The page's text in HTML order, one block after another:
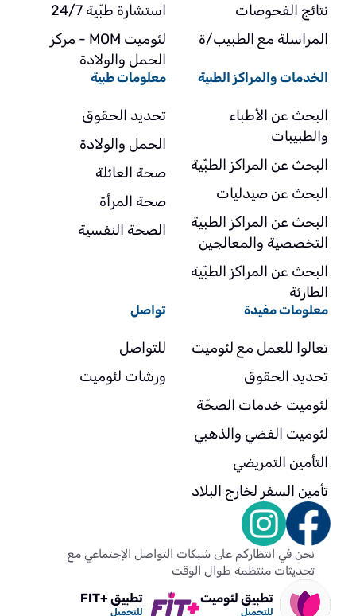
نتائج الفحوصات
المراسلة مع الطبيب/ة
استشارة طبّية 24/7
لئوميت MOM - مركز
الحمل والولادة
الخدمات والمراكز الطبية
البحث عن الأطباء
والطبيبات
البحث عن المراكز الطبّية
البحث عن صيدليات
البحث عن المراكز الطبية
التخصصية والمعالجين
البحث عن المراكز الطبّية
الطارئة
معلومات طبية
تحديد الحقوق
الحمل والولادة
صحة العائلة
صحة المرأة
الصحة النفسية
معلومات مفيدة
تعالوا للعمل مع لئوميت
تحديد الحقوق
لئوميت خدمات الصحّة
لئوميت الفضي والذهبي
التأمين التمريضي
تأمين السفر لخارج البلاد
تواصل
للتواصل
ورشات لئوميت
نحن في انتظاركم على شبكات التواصل الإجتماعي مع
تحديثات منتظمة طوال الوقت
تطبيق لئوميت
للتحميل
تطبيق +FIT
للتحميل